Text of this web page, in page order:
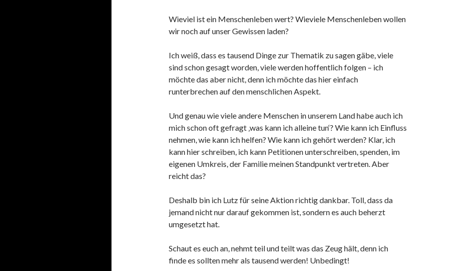
Wieviel ist ein Menschenleben wert? Wieviele Menschenleben wollen
wir noch auf unser Gewissen laden?
Ich weiß, dass es tausend Dinge zur Thematik zu sagen gäbe, viele
sind schon gesagt worden, viele werden hoffentlich folgen – ich
möchte das aber nicht, denn ich möchte das hier einfach
runterbrechen auf den menschlichen Aspekt.
Und genau wie viele andere Menschen in unserem Land habe auch ich
mich schon oft gefragt ‚was kann ich alleine tun‘? Wie kann ich Einfluss
nehmen, wie kann ich helfen? Wie kann ich gehört werden? Klar, ich
kann hier schreiben, ich kann Petitionen unterschreiben, spenden, im
eigenen Umkreis, der Familie meinen Standpunkt vertreten. Aber
reicht das?
Deshalb bin ich Lutz für seine Aktion richtig dankbar. Toll, dass da
jemand nicht nur darauf gekommen ist, sondern es auch beherzt
umgesetzt hat.
Schaut es euch an, nehmt teil und teilt was das Zeug hält, denn ich
finde es sollten mehr als tausend werden! Unbedingt!